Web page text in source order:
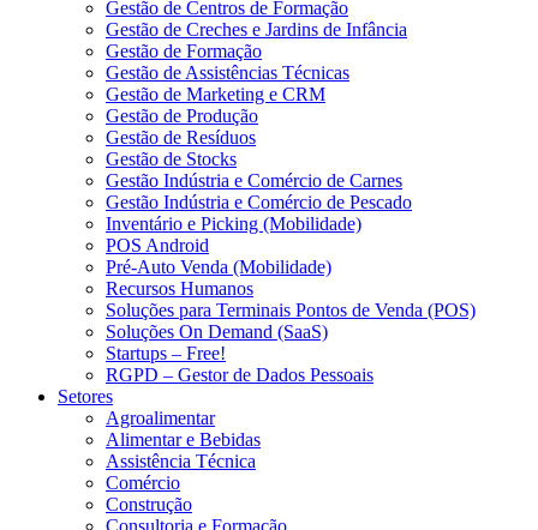
Gestão de Centros de Formação
Gestão de Creches e Jardins de Infância
Gestão de Formação
Gestão de Assistências Técnicas
Gestão de Marketing e CRM
Gestão de Produção
Gestão de Resíduos
Gestão de Stocks
Gestão Indústria e Comércio de Carnes
Gestão Indústria e Comércio de Pescado
Inventário e Picking (Mobilidade)
POS Android
Pré-Auto Venda (Mobilidade)
Recursos Humanos
Soluções para Terminais Pontos de Venda (POS)
Soluções On Demand (SaaS)
Startups – Free!
RGPD – Gestor de Dados Pessoais
Setores
Agroalimentar
Alimentar e Bebidas
Assistência Técnica
Comércio
Construção
Consultoria e Formação